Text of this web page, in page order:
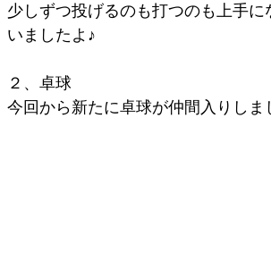
少しずつ投げるのも打つのも上手
いましたよ♪
２、卓球
今回から新たに卓球が仲間入りしま